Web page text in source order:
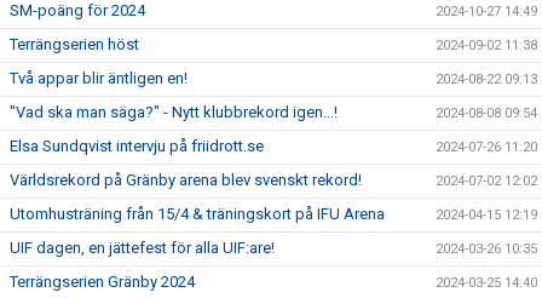
SM-poäng för 2024 2024-10-27 14:49
Terrängserien höst 2024-09-02 11:38
Två appar blir äntligen en! 2024-08-22 09:13
"Vad ska man säga?" - Nytt klubbrekord igen...! 2024-08-08 09:54
Elsa Sundqvist intervju på friidrott.se 2024-07-26 11:20
Världsrekord på Gränby arena blev svenskt rekord! 2024-07-02 12:02
Utomhusträning från 15/4 & träningskort på IFU Arena 2024-04-15 12:19
UIF dagen, en jättefest för alla UIF:are! 2024-03-26 10:35
Terrängserien Gränby 2024 2024-03-25 14:40